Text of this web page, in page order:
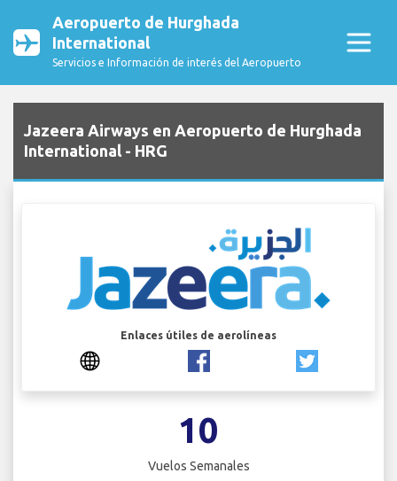
Aeropuerto de Hurghada
International
Servicios e Información de interés del Aeropuerto
Jazeera Airways en Aeropuerto de Hurghada
International - HRG
Enlaces útiles de aerolíneas
10
Vuelos Semanales